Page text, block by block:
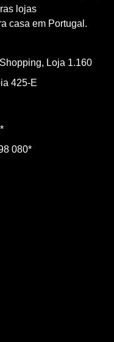
lojas
casa em Portugal.
Loja 1.160
425-E
080*